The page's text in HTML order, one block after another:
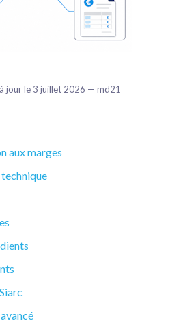
jour le 3 juillet 2026 — md21
aux marges